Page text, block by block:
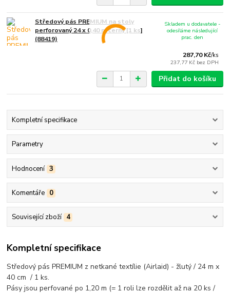
Středový pás PREMIUM na stoly
perforovaný 24 x 0,40 m černý [1 ks]
(88419)
287,70 Kč/ks
237,77 Kč bez DPH
Skladem u dodavatele -
odesíláme následující
prac. den
Přidat do košíku
Kompletní specifikace
Parametry
Hodnocení 3
Komentáře 0
Související zboží 4
Kompletní specifikace
Středový pás PREMIUM z netkané textílie (Airlaid) - žlutý / 24 m x
40 cm / 1 ks.
Pásy jsou perfované po 1,20 m (= 1 roli lze rozdělit až na 20 ks /